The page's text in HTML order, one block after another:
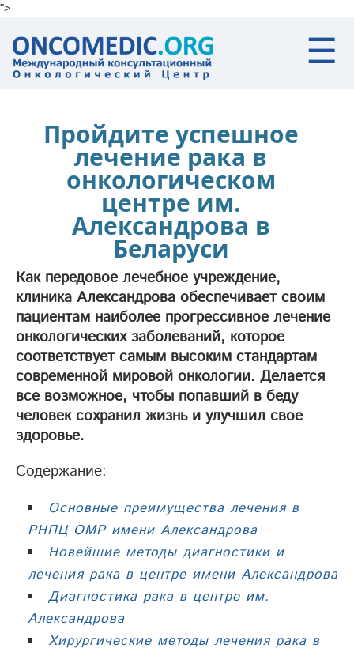
">
☰
Пройдите успешное
лечение рака в
онкологическом
центре им.
Александрова в
Беларуси
Как передовое лечебное учреждение,
клиника Александрова обеспечивает своим
пациентам наиболее прогрессивное лечение
онкологических заболеваний, которое
соответствует самым высоким стандартам
современной мировой онкологии. Делается
все возможное, чтобы попавший в беду
человек сохранил жизнь и улучшил свое
здоровье.
Содержание:
Основные преимущества лечения в
РНПЦ ОМР имени Александрова
Новейшие методы диагностики и
лечения рака в центре имени Александрова
Диагностика рака в центре им.
Александрова
Хирургические методы лечения рака в